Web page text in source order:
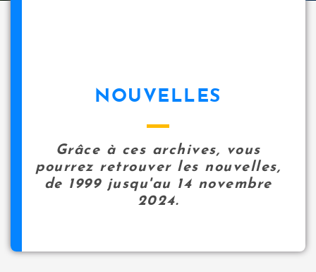
NOUVELLES
Grâce à ces archives, vous
pourrez retrouver les nouvelles,
de 1999 jusqu'au 14 novembre
2024.